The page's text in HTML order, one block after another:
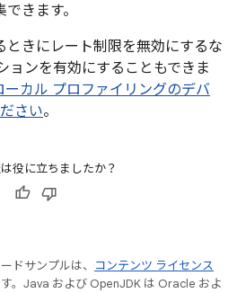
きます。
ときにレート制限を無効にするな
ョンを有効にすることもできま
ーカル プロファイリングのデバ
さい。
役に立ちましたか？
ドサンプルは、
コンテンツ ライセンス
。Java および OpenJDK は Oracle およ